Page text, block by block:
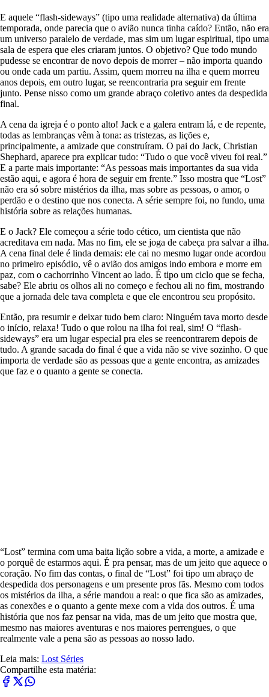
E aquele “flash-sideways” (tipo uma realidade alternativa) da última
temporada, onde parecia que o avião nunca tinha caído? Então, não era
um universo paralelo de verdade, mas sim um lugar espiritual, tipo uma
sala de espera que eles criaram juntos. O objetivo? Que todo mundo
pudesse se encontrar de novo depois de morrer – não importa quando
ou onde cada um partiu. Assim, quem morreu na ilha e quem morreu
anos depois, em outro lugar, se reencontraria pra seguir em frente
junto. Pense nisso como um grande abraço coletivo antes da despedida
final.
A cena da igreja é o ponto alto! Jack e a galera entram lá, e de repente,
todas as lembranças vêm à tona: as tristezas, as lições e,
principalmente, a amizade que construíram. O pai do Jack, Christian
Shephard, aparece pra explicar tudo: “Tudo o que você viveu foi real.”
E a parte mais importante: “As pessoas mais importantes da sua vida
estão aqui, e agora é hora de seguir em frente.” Isso mostra que “Lost”
não era só sobre mistérios da ilha, mas sobre as pessoas, o amor, o
perdão e o destino que nos conecta. A série sempre foi, no fundo, uma
história sobre as relações humanas.
E o Jack? Ele começou a série todo cético, um cientista que não
acreditava em nada. Mas no fim, ele se joga de cabeça pra salvar a ilha.
A cena final dele é linda demais: ele cai no mesmo lugar onde acordou
no primeiro episódio, vê o avião dos amigos indo embora e morre em
paz, com o cachorrinho Vincent ao lado. É tipo um ciclo que se fecha,
sabe? Ele abriu os olhos ali no começo e fechou ali no fim, mostrando
que a jornada dele tava completa e que ele encontrou seu propósito.
Então, pra resumir e deixar tudo bem claro: Ninguém tava morto desde
o início, relaxa! Tudo o que rolou na ilha foi real, sim! O “flash-
sideways” era um lugar especial pra eles se reencontrarem depois de
tudo. A grande sacada do final é que a vida não se vive sozinho. O que
importa de verdade são as pessoas que a gente encontra, as amizades
que faz e o quanto a gente se conecta.
“Lost” termina com uma baita lição sobre a vida, a morte, a amizade e
o porquê de estarmos aqui. É pra pensar, mas de um jeito que aquece o
coração. No fim das contas, o final de “Lost” foi tipo um abraço de
despedida dos personagens e um presente pros fãs. Mesmo com todos
os mistérios da ilha, a série mandou a real: o que fica são as amizades,
as conexões e o quanto a gente mexe com a vida dos outros. É uma
história que nos faz pensar na vida, mas de um jeito que mostra que,
mesmo nas maiores aventuras e nos maiores perrengues, o que
realmente vale a pena são as pessoas ao nosso lado.
Leia mais: Lost Séries
Compartilhe esta matéria: